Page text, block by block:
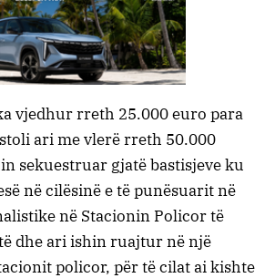
vjedhur rreth 25.000 euro para
ari me vlerë rreth 50.000
sekuestruar gjatë bastisjeve ku
në cilësinë e të punësuarit në
në Stacionin Policor të
dhe ari ishin ruajtur në një
policor, për të cilat ai kishte